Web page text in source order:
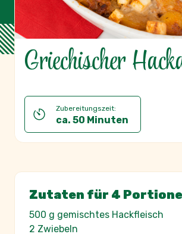
Griechischer
Zubereitungszeit:
ca. 50 Minuten
Zutaten für 4
500 g gemischtes Hackfleisch
2 Zwiebeln